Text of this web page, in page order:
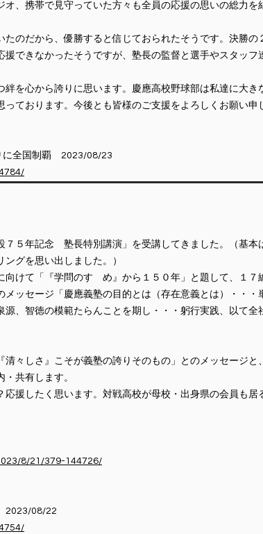
、携帯で⾒守っていた⽅々も全員の応援の思いの総⼒を
のだから、優勝すると信じておられたそうです。決勝の
できなかったそうですが、塾⻑の監督と選⼿やスタッフ
を⼼から誇りに思います。慶應⾼校野球部は私達に⼤き
ております。今後とも皆様のご⽀援をよろしくお願い申
に全国制覇 2023/08/23
７５年記念 塾長特別講演」を受講してきました。（基本
グを思い出しました。）
けて「『学問のすゝめ』から１５０年」と題して、１
ッセージ「慶應義塾の目的とは（存在意義とは）・・・
、智徳の模範たらんことを期し・・・躬行実践、以て全
々しさ』こそが義塾の誇りそのもの」とのメッセージと
共有します。
援したく思います。対戦高校が母校・出身県の会員も居
8/21/379-144726/
2023/08/22